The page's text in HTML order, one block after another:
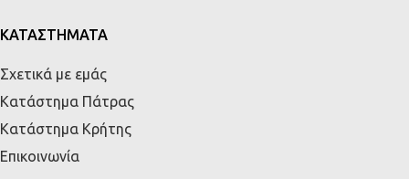
ΚΑΤΑΣΤΗΜΑΤΑ
Σχετικά με εμάς
Κατάστημα Πάτρας
Κατάστημα Κρήτης
Επικοινωνία